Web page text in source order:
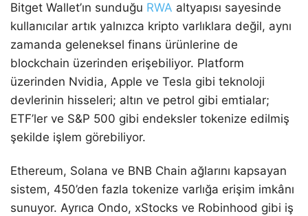
Bitget Wallet’ın sunduğu RWA altyapısı sayesinde
kullanıcılar artık yalnızca kripto varlıklara değil, aynı
zamanda geleneksel finans ürünlerine de
blockchain üzerinden erişebiliyor. Platform
üzerinden Nvidia, Apple ve Tesla gibi teknoloji
devlerinin hisseleri; altın ve petrol gibi emtialar;
ETF’ler ve S&P 500 gibi endeksler tokenize edilmiş
şekilde işlem görebiliyor.
Ethereum, Solana ve BNB Chain ağlarını kapsayan
sistem, 450’den fazla tokenize varlığa erişim imkânı
sunuyor. Ayrıca Ondo, xStocks ve Robinhood gibi iş